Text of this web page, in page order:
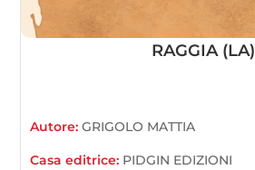
RAGGIA (LA)
Autore:GRIGOLO MATTIA
Casa editrice: PIDGIN EDIZIONI